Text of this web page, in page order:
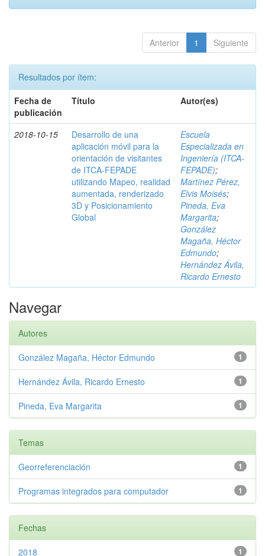
Anterior 1 Siguiente
Resultados por ítem:
Fecha de
publicación
Título Autor(es)
2018-10-15
Desarrollo de una
aplicación móvil para la
orientación de visitantes
de ITCA-FEPADE
utilizando Mapeo, realidad
aumentada, renderizado
3D y Posicionamiento
Global
Escuela
Especializada en
Ingeniería (ITCA-
FEPADE);
Martínez Pérez,
Elvis Moisés;
Pineda, Eva
Margarita;
González
Magaña, Héctor
Edmundo;
Hernández Ávila,
Ricardo Ernesto
Navegar
Autores
1
González Magaña, Héctor Edmundo
1
Hernández Ávila, Ricardo Ernesto
1
Pineda, Eva Margarita
Temas
1
Georreferenciación
1
Programas integrados para computador
Fechas
1
2018